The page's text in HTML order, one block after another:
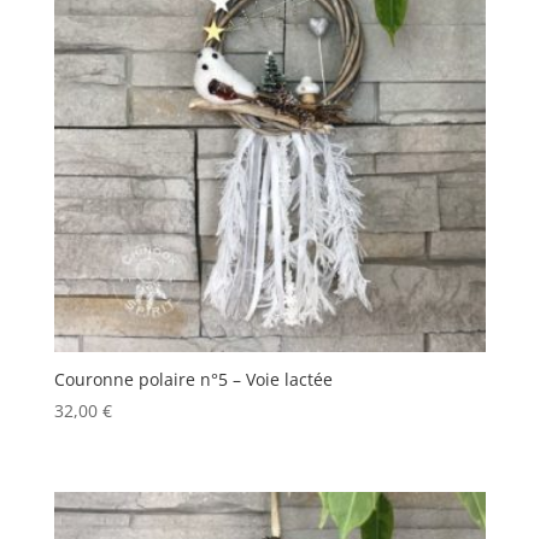
Couronne polaire n°5 – Voie lactée
32,00 €